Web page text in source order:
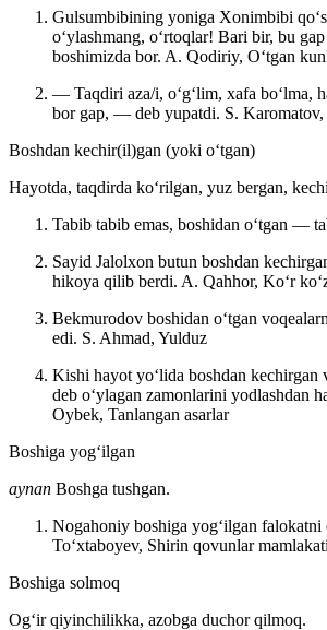
Gulsumbibining yoniga Xonimbibi
oʻylashmang, oʻrtoqlar! Bari bir, bu
boshimizda bor. A. Qodiriy, Oʻtgan
— Taqdiri aza/i, oʻgʻlim, xafa boʻlma,
bor gap, — deb yupatdi. S.
Boshdan kechir(il)gan (yoki oʻtgan)
Hayotda, taqdirda koʻrilgan, yuz bergan,
Tabib tabib emas, boshidan oʻtgan —
Sayid Jalolxon butun boshdan
hikoya qilib berdi. A. Qahhor, Koʻr
Bekmurodov boshidan oʻtgan
edi. S. Ahmad, Yulduz
Kishi hayot yoʻlida boshdan kechirgan
deb oʻylagan zamonlarini yodlashdan
Oybek, Tanlangan asarlar
Boshiga yogʻilgan
aynan Boshga tushgan.
Nogahoniy boshiga yogʻilgan falokatni
Toʻxtaboyev, Shirin qovunlar mamlakati
Boshiga solmoq
Ogʻir qiyinchilikka, azobga duchor qilmoq.